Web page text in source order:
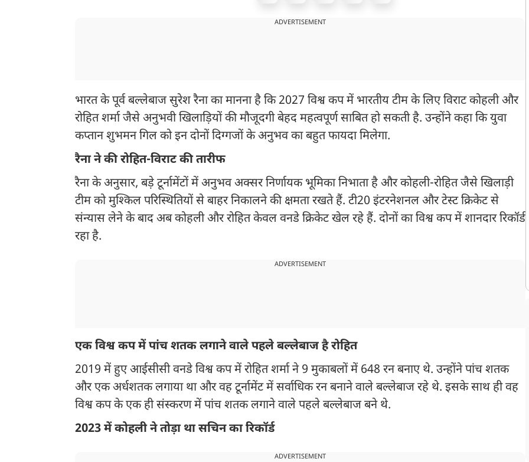
ADVERTISEMENT
भारत के पूर्व बल्लेबाज सुरेश रैना का मानना है कि 2027 विश्व कप में भारतीय टीम के लिए विराट कोहली और
रोहित शर्मा जैसे अनुभवी खिलाड़ियों की मौजूदगी बेहद महत्वपूर्ण साबित हो सकती है. उन्होंने कहा कि युवा
कप्तान शुभमन गिल को इन दोनों दिग्गजों के अनुभव का बहुत फायदा मिलेगा.
रैना ने की रोहित-विराट की तारीफ
रैना के अनुसार, बड़े टूर्नामेंटों में अनुभव अक्सर निर्णायक भूमिका निभाता है और कोहली-रोहित जैसे खिलाड़ी
टीम को मुश्किल परिस्थितियों से बाहर निकालने की क्षमता रखते हैं. टी20 इंटरनेशनल और टेस्ट क्रिकेट से
संन्यास लेने के बाद अब कोहली और रोहित केवल वनडे क्रिकेट खेल रहे हैं. दोनों का विश्व कप में शानदार रिकॉर्ड
रहा है.
ADVERTISEMENT
एक विश्व कप में पांच शतक लगाने वाले पहले बल्लेबाज है रोहित
2019 में हुए आईसीसी वनडे विश्व कप में रोहित शर्मा ने 9 मुकाबलों में 648 रन बनाए थे. उन्होंने पांच शतक
और एक अर्धशतक लगाया था और वह टूर्नामेंट में सर्वाधिक रन बनाने वाले बल्लेबाज रहे थे. इसके साथ ही वह
विश्व कप के एक ही संस्करण में पांच शतक लगाने वाले पहले बल्लेबाज बने थे.
2023 में कोहली ने तोड़ा था सचिन का रिकॉर्ड
ADVERTISEMENT